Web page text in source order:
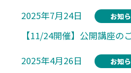
2025年7月24日
お知
【11/24開催】公開講座の
2025年4月26日
お知